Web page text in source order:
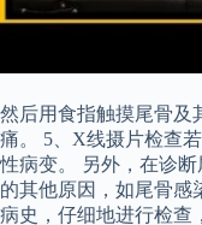
然后用食指触摸尾骨及
痛。 5、X线摄片检查
性病变。 另外，在诊
的其他原因，如尾骨感
病史，仔细地进行检查